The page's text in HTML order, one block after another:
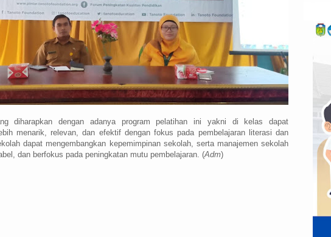
diharapkan dengan adanya program pelatihan ini yakni di kelas dapat
menarik, relevan, dan efektif dengan fokus pada pembelajaran literasi dan
dapat mengembangkan kepemimpinan sekolah, serta manajemen sekolah
dan berfokus pada peningkatan mutu pembelajaran. (Adm)